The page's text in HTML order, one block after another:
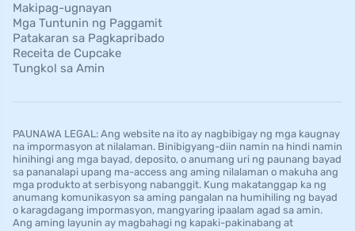
Makipag-ugnayan
Mga Tuntunin ng Paggamit
Patakaran sa Pagkapribado
Receita de Cupcake
Tungkol sa Amin
PAUNAWA LEGAL: Ang website na ito ay nagbibigay ng mga kaugnay
na impormasyon at nilalaman. Binibigyang-diin namin na hindi namin
hinihingi ang mga bayad, deposito, o anumang uri ng paunang bayad
sa pananalapi upang ma-access ang aming nilalaman o makuha ang
mga produkto at serbisyong nabanggit. Kung makatanggap ka ng
anumang komunikasyon sa aming pangalan na humihiling ng bayad
o karagdagang impormasyon, mangyaring ipaalam agad sa amin.
Ang aming layunin ay magbahagi ng kapaki-pakinabang at